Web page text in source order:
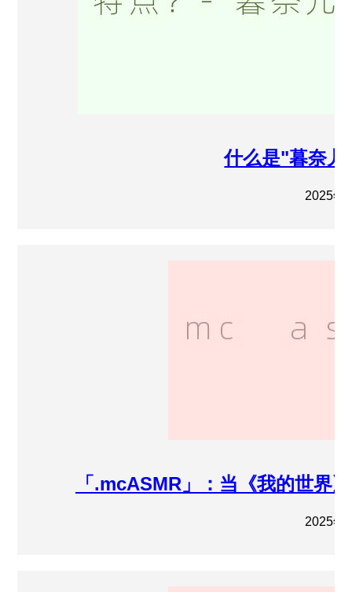
什么是"暮奈
2025年
「.mcASMR」：当《我的世界
2025年